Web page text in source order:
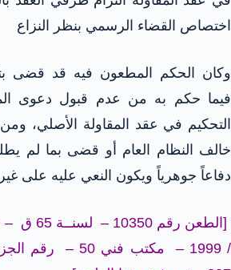
اختصاص القضاء الرسمي بنظر النزاع
وكان الحكم المطعون فيه قد قضى
فيما حكم به من عدم قبول دعوى
التحكيم في عقد المقاولة الأصلي،
خالف النظام العام أو قضى بما لم
دفاعاً جوهرياً ويكون النعي عليه على